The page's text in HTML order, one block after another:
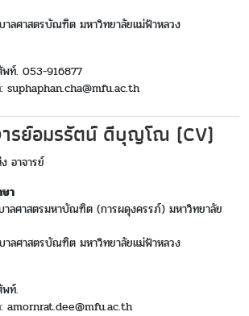
าลศาสตรบัณฑิต มหาวิทยาลัยแม่ฟ้าหลวง
พท์. 053-916877
suphaphan.cha@mfu.ac.th
รย์อมรรัตน์ ดีบุญโณ (CV)
อาจารย์
า
าลศาสตรมหาบัณฑิต (การผดุงครรภ์) มหาวิทยาลัย
าลศาสตรบัณฑิต มหาวิทยาลัยแม่ฟ้าหลวง
ท์.
amornrat.dee@mfu.ac.th